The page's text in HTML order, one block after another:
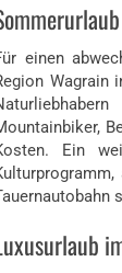
einen
Wagrain
Ein